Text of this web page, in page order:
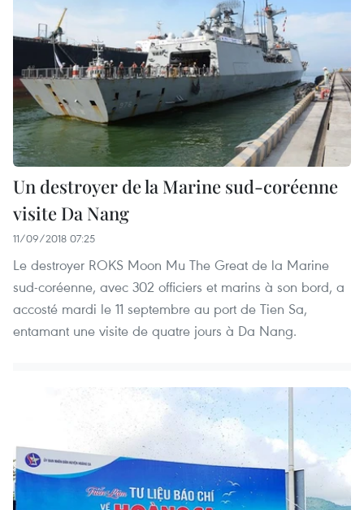
Un destroyer de la Marine sud-coréenne
visite Da Nang
11/09/2018 07:25
Le destroyer ROKS Moon Mu The Great de la Marine
sud-coréenne, avec 302 officiers et marins à son bord, a
accosté mardi le 11 septembre au port de Tien Sa,
entamant une visite de quatre jours à Da Nang.